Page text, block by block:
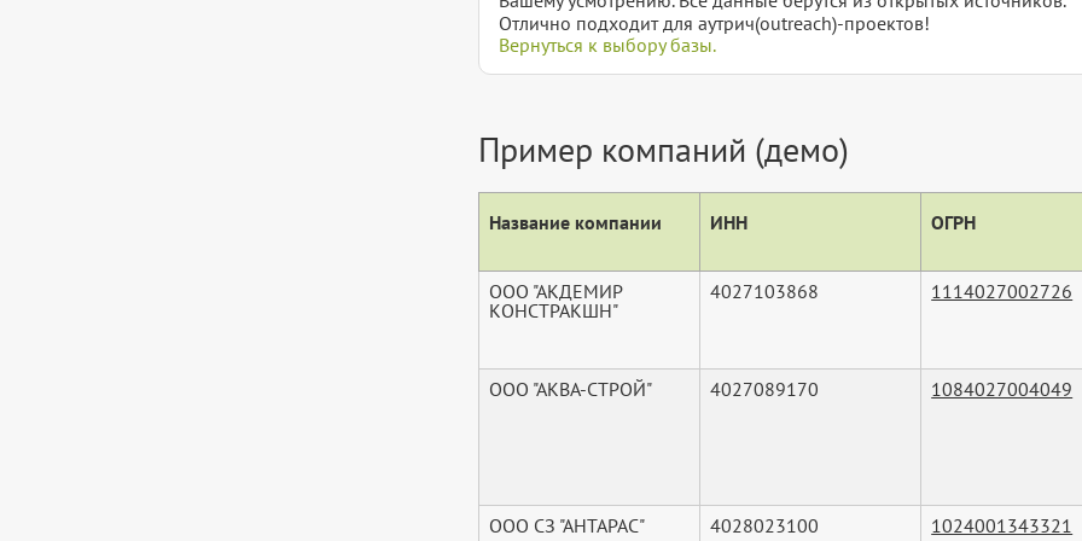
Отлично подходит для аутрич(outreach)-проектов!
Вернуться к выбору базы.
Пример компаний (демо)
Название компании ИНН ОГРН
ООО "АКДЕМИР
КОНСТРАКШН"
4027103868 1114027002726
ООО "АКВА-СТРОЙ" 4027089170 1084027004049
ООО СЗ "АНТАРАС" 4028023100 1024001343321